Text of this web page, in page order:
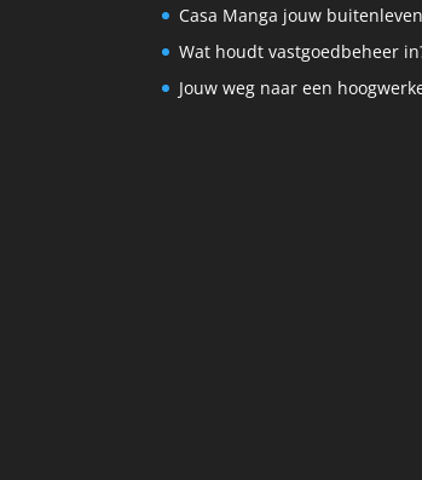
Casa Manga jouw
Wat houdt vastgoedbeheer
Jouw weg naar een